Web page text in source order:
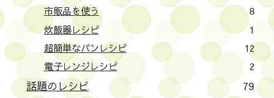
市販品を使う
8
炊飯器レシピ
1
超簡単なパンレシピ
12
電子レンジレシピ
2
話題のレシピ 79